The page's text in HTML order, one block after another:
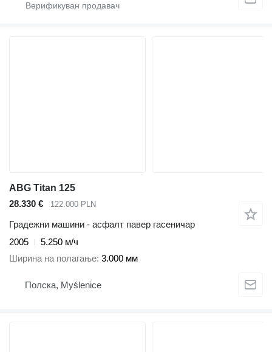
ABG Titan 125
28.330 €
122.000 PLN
Градежни машини - асфалт павер гасеничар
2005
5.250 м/ч
Ширина на полагање 3.000 мм
Полска, Myślenice